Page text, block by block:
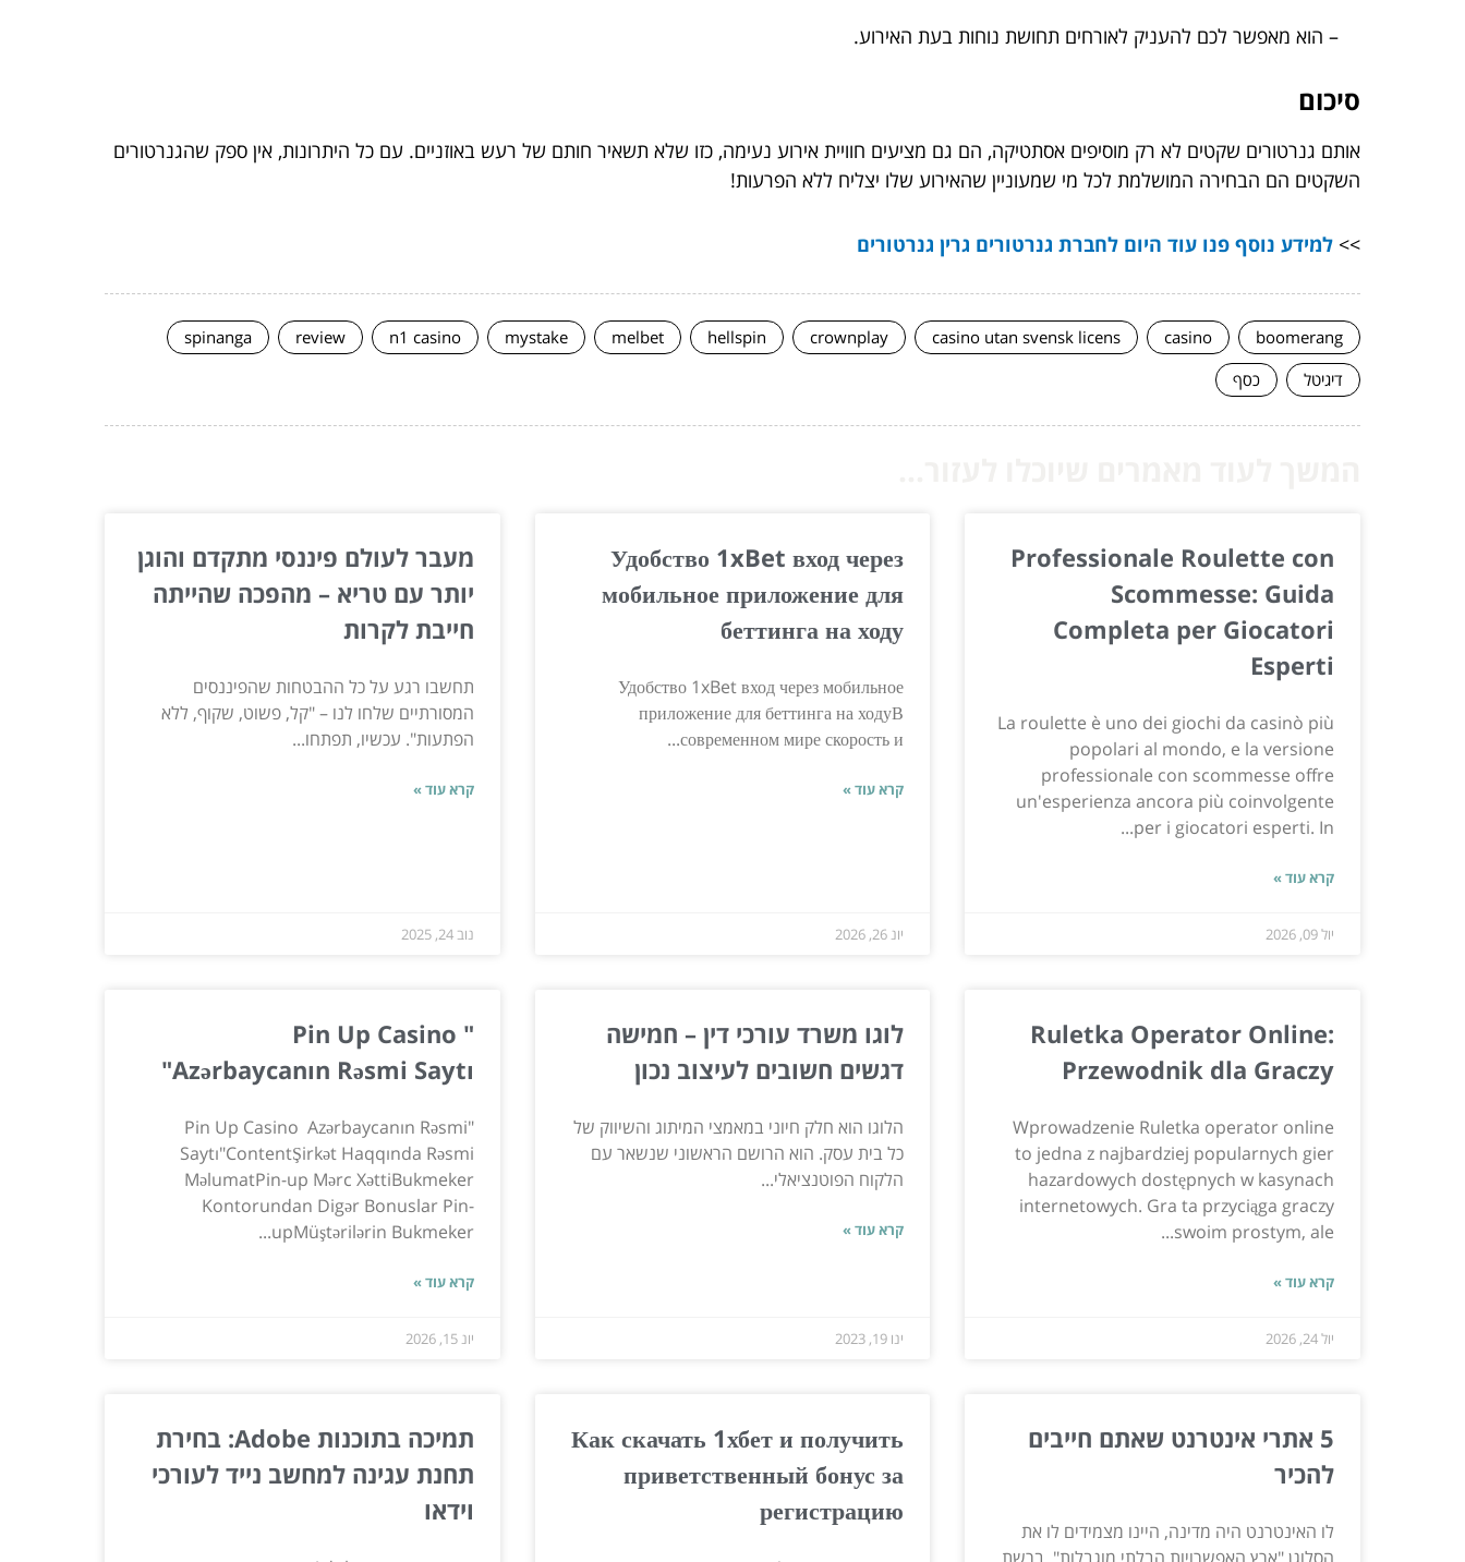
– הוא מאפשר לכם להעניק לאורחים תחושת נוחות בעת האירוע.
סיכום
אותם גנרטורים שקטים לא רק מוסיפים אסתטיקה, הם גם מציעים חוויית אירוע נעימה, כזו שלא תשאיר חותם של רעש באוזניים. עם כל היתרונות, אין ספק שהגנרטורים
השקטים הם הבחירה המושלמת לכל מי שמעוניין שהאירוע שלו יצליח ללא הפרעות!
>> למידע נוסף פנו עוד היום לחברת גנרטורים גרין גנרטורים
boomerang
casino
casino utan svensk licens
crownplay
hellspin
melbet
mystake
n1 casino
review
spinanga
דיגיטל
כסף
Professionale Roulette con
Scommesse: Guida
Completa per Giocatori
Esperti
La roulette è uno dei giochi da casinò più
popolari al mondo, e la versione
professionale con scommesse offre
un'esperienza ancora più coinvolgente
per i giocatori esperti. In...
קרא עוד »
יול 09, 2026
Удобство 1xBet вход через
мобильное приложение для
беттинга на ходу
Удобство 1xBet вход через мобильное
приложение для беттинга на ходуВ
современном мире скорость и...
קרא עוד »
יונ 26, 2026
מעבר לעולם פיננסי מתקדם והוגן
יותר עם טריא – מהפכה שהייתה
חייבת לקרות
תחשבו רגע על כל ההבטחות שהפיננסים
המסורתיים שלחו לנו – "קל, פשוט, שקוף, ללא
הפתעות". עכשיו, תפתחו...
קרא עוד »
נוב 24, 2025
Ruletka Operator Online:
Przewodnik dla Graczy
Wprowadzenie Ruletka operator online
to jedna z najbardziej popularnych gier
hazardowych dostępnych w kasynach
internetowych. Gra ta przyciąga graczy
swoim prostym, ale...
קרא עוד »
יול 24, 2026
לוגו משרד עורכי דין – חמישה
דגשים חשובים לעיצוב נכון
הלוגו הוא חלק חיוני במאמצי המיתוג והשיווק של
כל בית עסק. הוא הרושם הראשוני שנשאר עם
הלקוח הפוטנציאלי...
קרא עוד »
ינו 19, 2023
"Pin Up Casino ️
Azərbaycanın Rəsmi Saytı"
"Pin Up Casino ️ Azərbaycanın Rəsmi
Saytı"ContentŞirkət Haqqında Rəsmi
MəlumatPin-up Mərc XəttiBukmeker
Kontorundan Digər Bonuslar Pin-
upMüştərilərin Bukmeker...
קרא עוד »
יונ 15, 2026
5 אתרי אינטרנט שאתם חייבים
להכיר
לו האינטרנט היה מדינה, היינו מצמידים לו את
Как скачать 1хбет и получить
приветственный бонус за
регистрацию
תמיכה בתוכנות Adobe: בחירת
תחנת עגינה למחשב נייד לעורכי
וידאו